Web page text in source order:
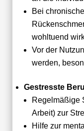
Bei
wohltuend
Vor der
werden,
Gestresste
Regelmäßige
Arbeit) zur
Hilfe zur